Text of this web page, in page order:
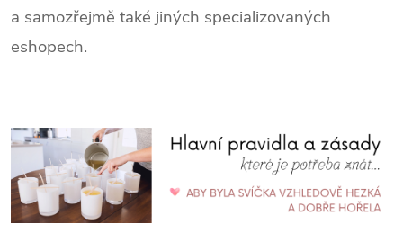
a samozřejmě také jiných specializovaných
eshopech.